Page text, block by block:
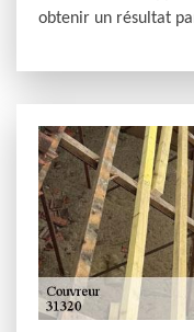
obtenir un résultat